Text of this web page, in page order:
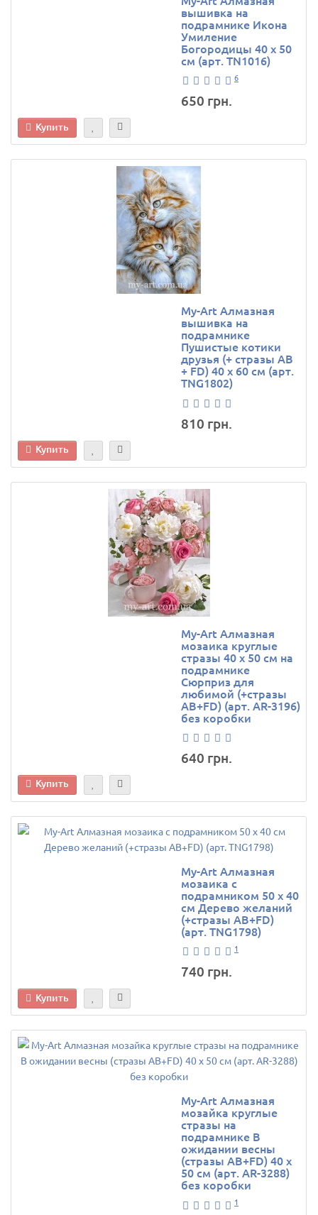
вышивка на
подрамнике Икона
Умиление
Богородицы 40 х 50
см (арт. TN1016)
6
650 грн.
Купить
My-Art Алмазная
вышивка на
подрамнике
Пушистые котики
друзья (+ стразы AB
+ FD) 40 х 60 см (арт.
TNG1802)
810 грн.
Купить
My-Art Алмазная
мозаика круглые
стразы 40 х 50 см на
подрамнике
Сюрприз для
любимой (+стразы
AB+FD) (арт. AR-3196)
без коробки
640 грн.
Купить
My-Art Алмазная
мозаика с
подрамником 50 х 40
см Дерево желаний
(+стразы AB+FD)
(арт. TNG1798)
1
740 грн.
Купить
My-Art Алмазная
мозайка круглые
стразы на
подрамнике В
ожидании весны
(стразы AB+FD) 40 х
50 см (арт. AR-3288)
без коробки
1